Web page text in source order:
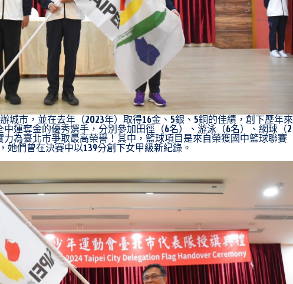
城市，並在去年（2023年）取得16金、5銀、5銅的佳績，創下歷年來
運奪金的優秀選手，分別參加田徑（6名）、游泳（6名）、網球（2
為臺北市爭取最高榮譽！其中，籃球項目是來自榮獲國中籃球聯賽
她們曾在決賽中以139分創下女甲級新紀錄。